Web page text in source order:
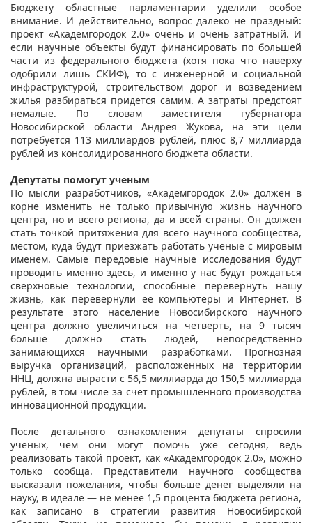
Бюджету областные парламентарии уделили особое
внимание. И действительно, вопрос далеко не праздный:
проект «Академгородок 2.0» очень и очень затратный. И
если научные объекты будут финансировать по большей
части из федерального бюджета (хотя пока что наверху
одобрили лишь СКИФ), то с инженерной и социальной
инфраструктурой, строительством дорог и возведением
жилья разбираться придется самим. А затраты предстоят
немалые. По словам заместителя губернатора
Новосибирской области Андрея Жукова, на эти цели
потребуется 113 миллиардов рублей, плюс 8,7 миллиарда
рублей из консолидированного бюджета области.
Депутаты помогут ученым
По мысли разработчиков, «Академгородок 2.0» должен в
корне изменить не только привычную жизнь научного
центра, но и всего региона, да и всей страны. Он должен
стать точкой притяжения для всего научного сообщества,
местом, куда будут приезжать работать ученые с мировым
именем. Самые передовые научные исследования будут
проводить именно здесь, и именно у нас будут рождаться
сверхновые технологии, способные перевернуть нашу
жизнь, как перевернули ее компьютеры и Интернет. В
результате этого население Новосибирского научного
центра должно увеличиться на четверть, на 9 тысяч
больше должно стать людей, непосредственно
занимающихся научными разработками. Прогнозная
выручка организаций, расположенных на территории
ННЦ, должна вырасти с 56,5 миллиарда до 150,5 миллиарда
рублей, в том числе за счет промышленного производства
инновационной продукции.
После детального ознакомления депутаты спросили
ученых, чем они могут помочь уже сегодня, ведь
реализовать такой проект, как «Академгородок 2.0», можно
только сообща. Представители научного сообщества
высказали пожелания, чтобы больше денег выделяли на
науку, в идеале — не менее 1,5 процента бюджета региона,
как записано в стратегии развития Новосибирской